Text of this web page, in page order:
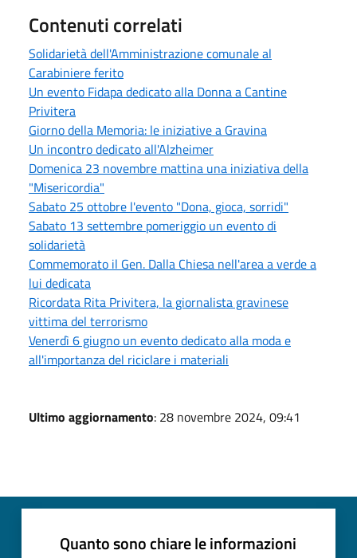
Contenuti correlati
Solidarietà dell'Amministrazione comunale al
Carabiniere ferito
Un evento Fidapa dedicato alla Donna a Cantine
Privitera
Giorno della Memoria: le iniziative a Gravina
Un incontro dedicato all'Alzheimer
Domenica 23 novembre mattina una iniziativa della
"Misericordia"
Sabato 25 ottobre l'evento "Dona, gioca, sorridi"
Sabato 13 settembre pomeriggio un evento di
solidarietà
Commemorato il Gen. Dalla Chiesa nell'area a verde a
lui dedicata
Ricordata Rita Privitera, la giornalista gravinese
vittima del terrorismo
Venerdì 6 giugno un evento dedicato alla moda e
all'importanza del riciclare i materiali
Ultimo aggiornamento: 28 novembre 2024, 09:41
Quanto sono chiare le informazioni